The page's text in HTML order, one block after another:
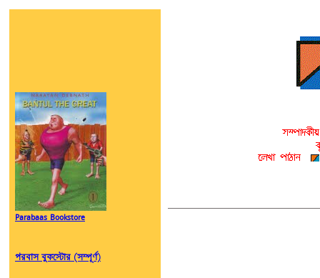
Parabaas Bookstore
পরবাস বুকস্টোর (সম্পূর্ণ)